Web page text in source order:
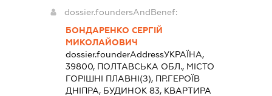
dossier.foundersAndBenef:
БОНДАРЕНКО СЕРГІЙ
МИКОЛАЙОВИЧ
dossier.founderAddressУКРАЇНА,
39800, ПОЛТАВСЬКА ОБЛ., МІСТО
ГОРІШНІ ПЛАВНІ(З), ПР.ГЕРОЇВ
ДНІПРА, БУДИНОК 83, КВАРТИРА